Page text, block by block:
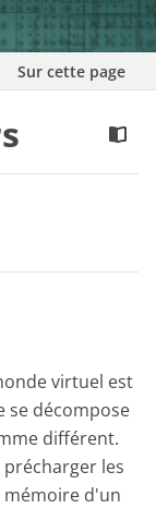
Sur cette page
virtuel est
se décompose
différent.
les
d'un